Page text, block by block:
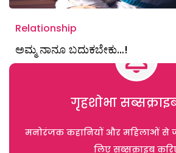
Relationship
ಅಮ್ಮ ನಾನೂ ಬದುಕಬೇಕು…!
गृहशोभा
मनोरंजक कहानियों और महिलाओं से
लिए सब्सक्राइब